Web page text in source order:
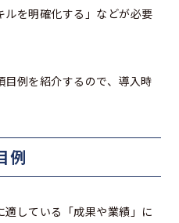
を明確化する」などが必要
例を紹介するので、導入時
例
している「成果や業績」に